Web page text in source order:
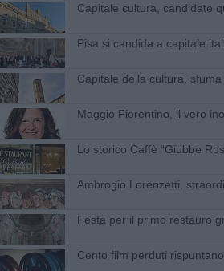
Capitale cultura, candidate
Pisa si candida a capitale
Capitale della cultura,
Maggio Fiorentino, il vero
Lo storico Caffè “Giubbe
Ambrogio Lorenzetti,
Festa per il primo restauro
Cento film perduti